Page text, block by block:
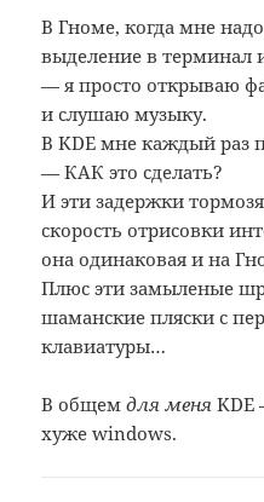
В Гноме, когда мне
выделение в терминал
— я просто открываю
и слушаю музыку.
В KDE мне каждый раз
— КАК это сделать?
И эти задержки
скорость отрисовки
она одинаковая и на
Плюс эти замыленые
шаманские пляски с
клавиатуры…
В общемдля меня KDE
хуже windows.